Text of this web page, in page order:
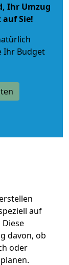
Ihr Umzug
Sie!
Ihr Budget
auf
davon, ob
oder